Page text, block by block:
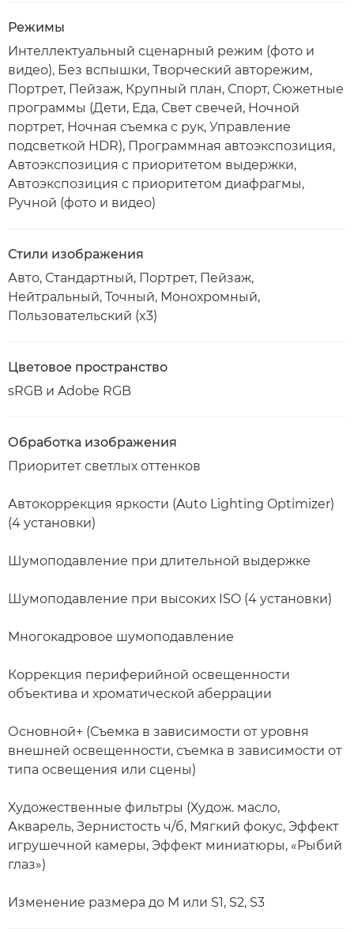
Режимы
Интеллектуальный сценарный режим (фото и
видео), Без вспышки, Творческий авторежим,
Портрет, Пейзаж, Крупный план, Спорт, Сюжетные
программы (Дети, Еда, Свет свечей, Ночной
портрет, Ночная съемка с рук, Управление
подсветкой HDR), Программная автоэкспозиция,
Автоэкспозиция с приоритетом выдержки,
Автоэкспозиция с приоритетом диафрагмы,
Ручной (фото и видео)
Стили изображения
Авто, Стандартный, Портрет, Пейзаж,
Нейтральный, Точный, Монохромный,
Пользовательский (x3)
Цветовое пространство
sRGB и Adobe RGB
Обработка изображения
Приоритет светлых оттенков
Автокоррекция яркости (Auto Lighting Optimizer)
(4 установки)
Шумоподавление при длительной выдержке
Шумоподавление при высоких ISO (4 установки)
Многокадровое шумоподавление
Коррекция периферийной освещенности
объектива и хроматической аберрации
Основной+ (Съемка в зависимости от уровня
внешней освещенности, съемка в зависимости от
типа освещения или сцены)
Художественные фильтры (Худож. масло,
Акварель, Зернистость ч/б, Мягкий фокус, Эффект
игрушечной камеры, Эффект миниатюры, «Рыбий
глаз»)
Изменение размера до M или S1, S2, S3